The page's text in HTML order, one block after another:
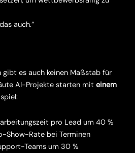
auch.“
gibt es auch keinen Maßstab für
AI-Projekte starten miteinem
pro Lead um 40 %
Show-Rate bei Terminen
Teams um 30 %